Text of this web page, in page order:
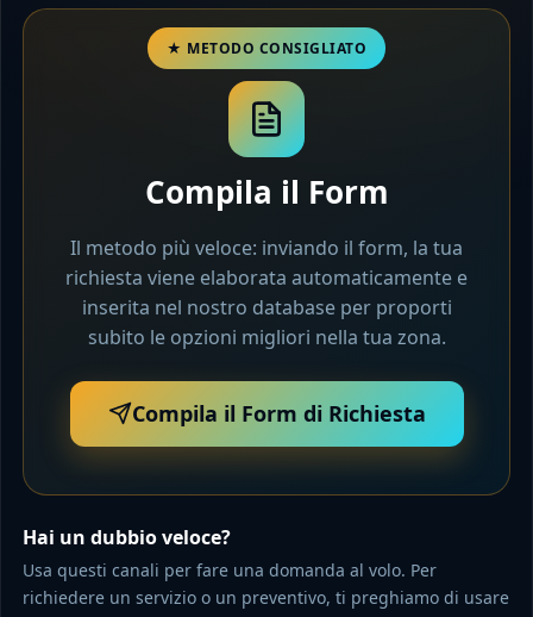
Compila il Form
Il metodo più veloce: inviando il form, la tua
richiesta viene elaborata automaticamente e
inserita nel nostro database per proporti
subito le opzioni migliori nella tua zona.
Compila il Form di Richiesta
Hai un dubbio veloce?
Usa questi canali per fare una domanda al volo. Per
richiedere un servizio o un preventivo, ti preghiamo di usare